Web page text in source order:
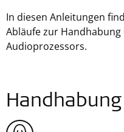
In diesen Anleitungen
Abläufe zur Handhabung
Audioprozessors.
Handhabung